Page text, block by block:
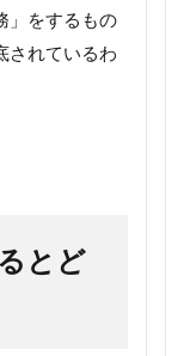
」をするもの
されているわ
とど